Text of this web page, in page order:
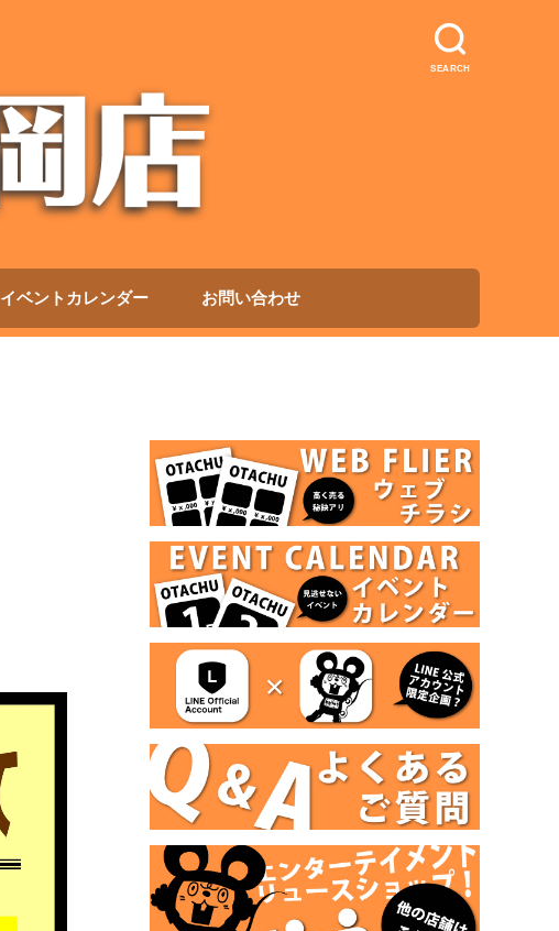
SEARCH
イベントカレンダー お問い合わせ